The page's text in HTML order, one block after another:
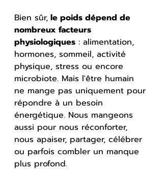
Bien sûr, le poids dépend de
nombreux facteurs
physiologiques : alimentation,
hormones, sommeil, activité
physique, stress ou encore
microbiote. Mais l'être humain
ne mange pas uniquement pour
répondre à un besoin
énergétique. Nous mangeons
aussi pour nous réconforter,
nous apaiser, partager, célébrer
ou parfois combler un manque
plus profond.